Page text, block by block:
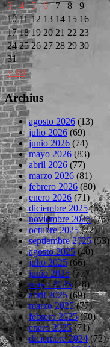
« Jul
3
4 5 6 7 8
9
10 11 12 13 14 15 16
17 18 19 20 21 22 23
24 25 26 27 28 29 30
31
Archius
agosto 2026 (13)
julio 2026 (69)
junio 2026 (74)
mayo 2026 (83)
abril 2026 (77)
marzo 2026 (81)
febrero 2026 (80)
enero 2026 (71)
diciembre 2025(66)
noviembre 2025(76)
octubre 2025(72)
septiembre 2025(53)
agosto 2025(40)
julio 2025 (66)
junio 2025(77)
mayo 2025(78)
abril 2025(69)
marzo 2025(77)
febrero 2025(70)
enero 2025(71)
diciembre 2024(72)